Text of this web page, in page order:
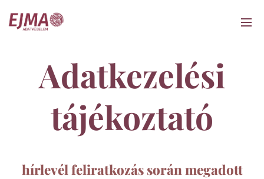
Adatkezelési
tájékoztató
hírlevél feliratkozás során megadott